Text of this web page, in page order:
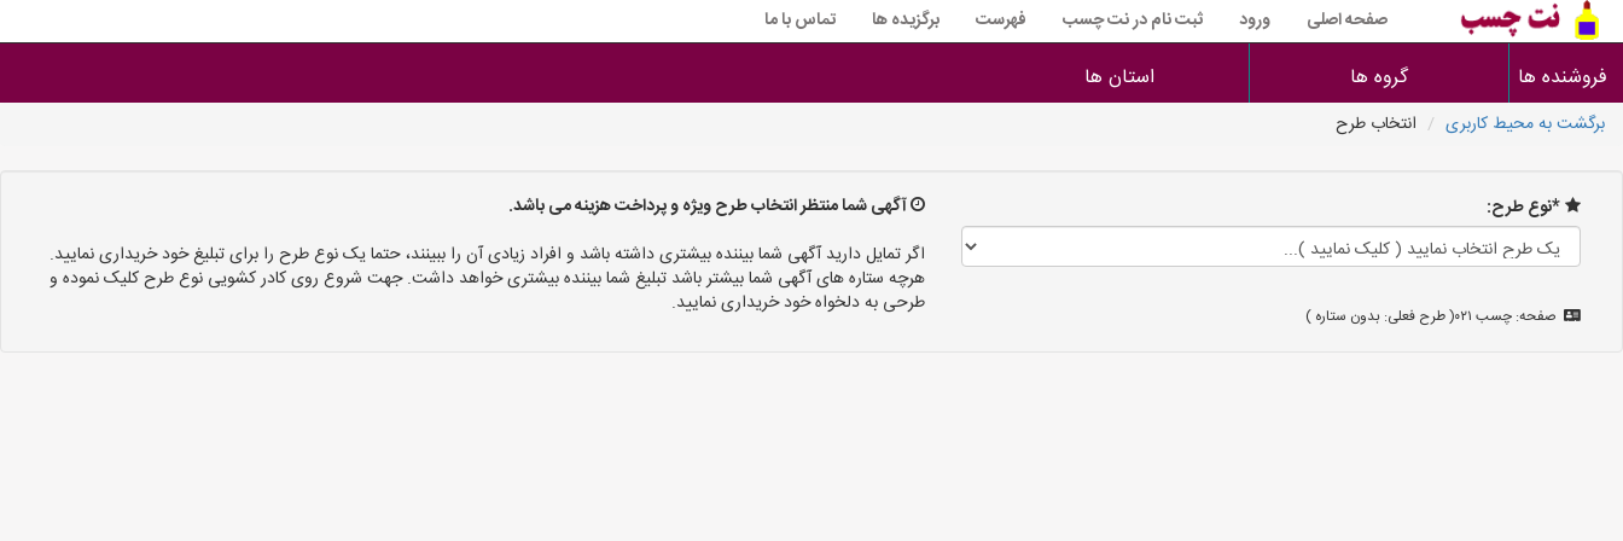
صفحه اصلی ورود ثبت نام در نت چسب فهرست برگزیده ها تماس با ما
فروشنده ها گروه ها استان ها
برگشت به محیط کاربری انتخاب طرح
*نوع طرح:
صفحه: چسب ۰۲۱( طرح فعلی: بدون ستاره )
آگهی شما منتظر انتخاب طرح ویژه و پرداخت هزینه می باشد.
اگر تمایل دارید آگهی شما بیننده بیشتری داشته باشد و افراد زیادی آن را ببینند، حتما یک نوع طرح را برای تبلیغ خود خریداری نمایید.
هرچه ستاره های آگهی شما بیشتر باشد تبلیغ شما بیننده بیشتری خواهد داشت. جهت شروع روی کادر کشویی نوع طرح کلیک نموده و
طرحی به دلخواه خود خریداری نمایید.